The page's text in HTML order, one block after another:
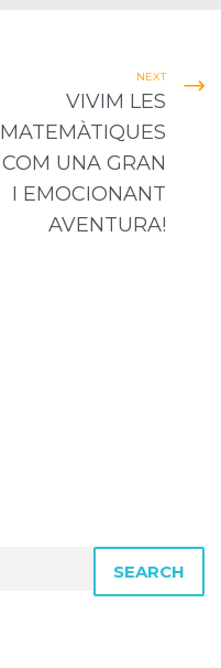
NEXT
VIVIM LES
MATEMÀTIQUES
COM UNA GRAN
I EMOCIONANT
AVENTURA!
SEARCH